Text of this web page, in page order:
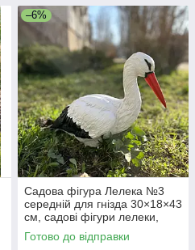
–6%
Садова фігура Лелека №3
середній для гнізда 30×18×43
см, садові фігури лелеки,
лелеки садові, садово
паркові скульптури лелеки,
Готово до відправки